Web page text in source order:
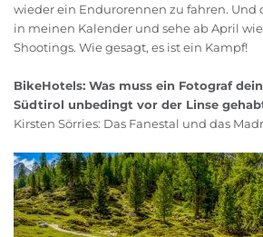
wieder ein Endurorennen zu fahren. Und
in meinen Kalender und sehe ab April
Shootings. Wie gesagt, es ist ein Kampf!
BikeHotels: Was muss ein Fotograf
Südtirol unbedingt vor der Linse
Kirsten Sörries: Das Fanestal und das